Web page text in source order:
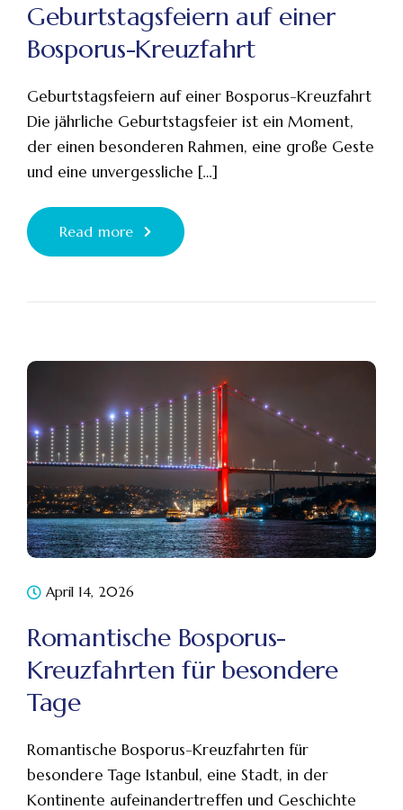
Geburtstagsfeiern auf einer
Bosporus-Kreuzfahrt
Geburtstagsfeiern auf einer Bosporus-Kreuzfahrt
Die jährliche Geburtstagsfeier ist ein Moment,
der einen besonderen Rahmen, eine große Geste
und eine unvergessliche […]
Read more
April 14, 2026
Romantische Bosporus-
Kreuzfahrten für besondere
Tage
Romantische Bosporus-Kreuzfahrten für
besondere Tage Istanbul, eine Stadt, in der
Kontinente aufeinandertreffen und Geschichte